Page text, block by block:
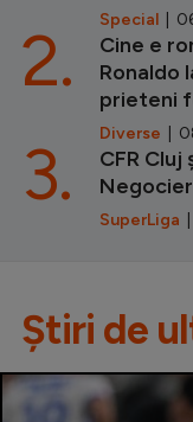
Special |
Cine e
Ronaldo
prieteni
Diverse |
2.
CFR
SuperLiga
3.
Știri de